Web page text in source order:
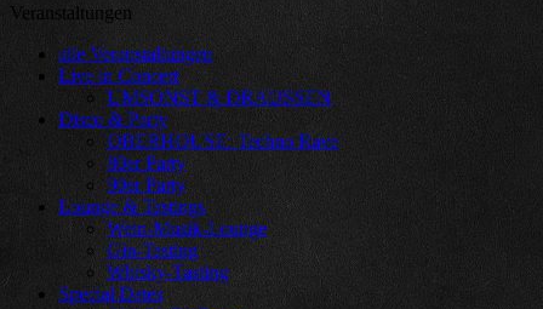
Veranstaltungen
alle Veranstaltungen
Live in Concert
UMSONST & DRAUSSEN
Disco & Party
OBERHOUSE: Techno Rave
80er Party
90er Party
Lounge & Tastings
Wein-Musik-Lounge
Gin-Tasting
Whisky-Tasting
Special Dates